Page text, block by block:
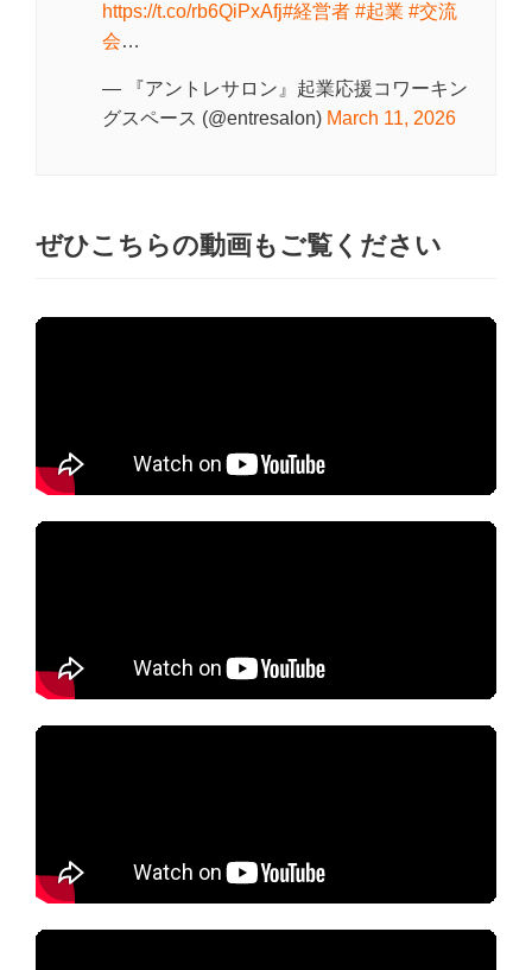
https://t.co/rb6QiPxAfj#経営者 #起業 #交流
会…
— 『アントレサロン』起業応援コワーキン
グスペース (@entresalon) March 11, 2026
ぜひこちらの動画もご覧ください